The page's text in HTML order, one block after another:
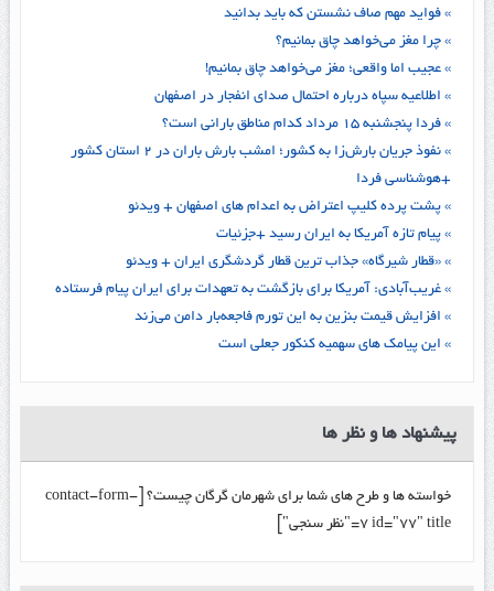
» فواید مهم صاف نشستن که باید بدانید
» چرا مغز می‌خواهد چاق بمانیم؟
» عجیب اما واقعی؛ مغز می‌خواهد چاق بمانیم!
» اطلاعیه سپاه درباره احتمال صدای انفجار در اصفهان
» فردا پنجشنبه ۱۵ مرداد کدام مناطق بارانی است؟
» نفوذ جریان بارش‌زا به کشور؛ امشب بارش باران در ۲ استان کشور
+هوشناسی فردا
» پشت پرده کلیپ اعتراض به اعدام های اصفهان + ویدئو
» پیام تازه آمریکا به ایران رسید +جزئیات
» «قطار شیرگاه» جذاب ترین قطار گردشگری ایران + ویدئو
» غریب‌آبادی: آمریکا برای بازگشت به تعهدات برای ایران پیام فرستاده
» افزایش قیمت بنزین به این تورم فاجعه‌بار دامن می‌زند
» این پیامک های سهمیه کنکور جعلی است
پیشنهاد ها و نظر ها
خواسته ها و طرح های شما برای شهرمان گرگان چیست؟ [contact-form-
7 id="77" title="نظر سنجی"]